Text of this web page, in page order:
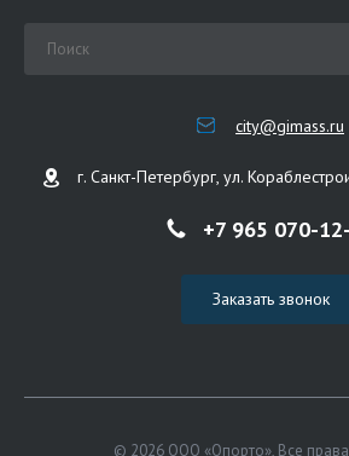
city@gimass.ru
г. Санкт-Петербург, ул.
+7 965 070-
Заказать звонок
© 2026 ООО «Опорто», Все